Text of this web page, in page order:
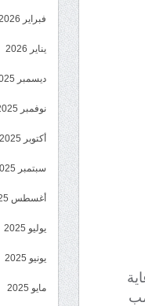
فبراير 2026
يناير 2026
ديسمبر 2025
نوفمبر 2025
أكتوبر 2025
سبتمبر 2025
أغسطس 2025
يوليو 2025
يونيو 2025
مايو 2025